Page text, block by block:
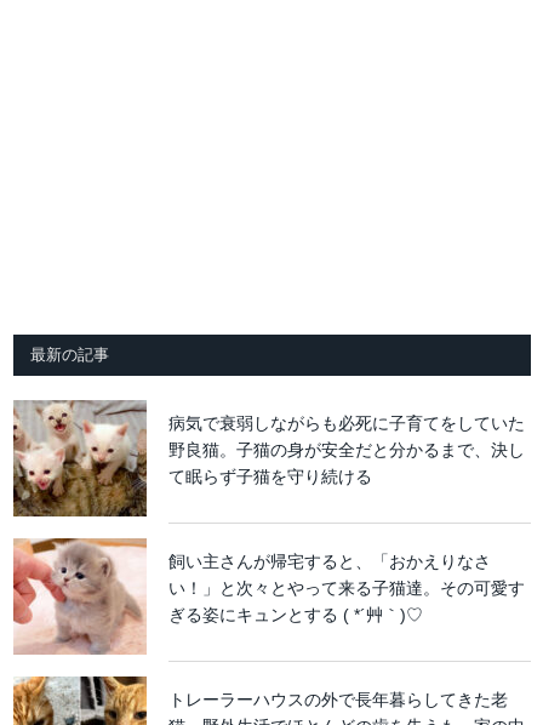
最新の記事
病気で衰弱しながらも必死に子育てをしていた
野良猫。子猫の身が安全だと分かるまで、決し
て眠らず子猫を守り続ける
飼い主さんが帰宅すると、「おかえりなさ
い！」と次々とやって来る子猫達。その可愛す
ぎる姿にキュンとする ( *´艸｀)♡
トレーラーハウスの外で長年暮らしてきた老